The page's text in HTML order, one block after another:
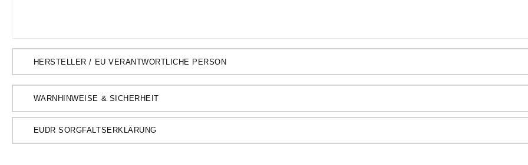
HERSTELLER / EU VERANTWORTLICHE PERSON
WARNHINWEISE & SICHERHEIT
EUDR SORGFALTSERKLÄRUNG